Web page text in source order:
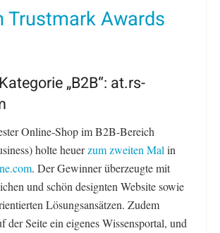
Trustmark Awards
„B2B“: at.rs-
Online-Shop im B2B-Bereich
holte heuerzum zweiten Mal in
. Der Gewinner überzeugte mit
und schön designten Website sowie
Lösungsansätzen. Zudem
der Seite ein eigenes Wissensportal, und